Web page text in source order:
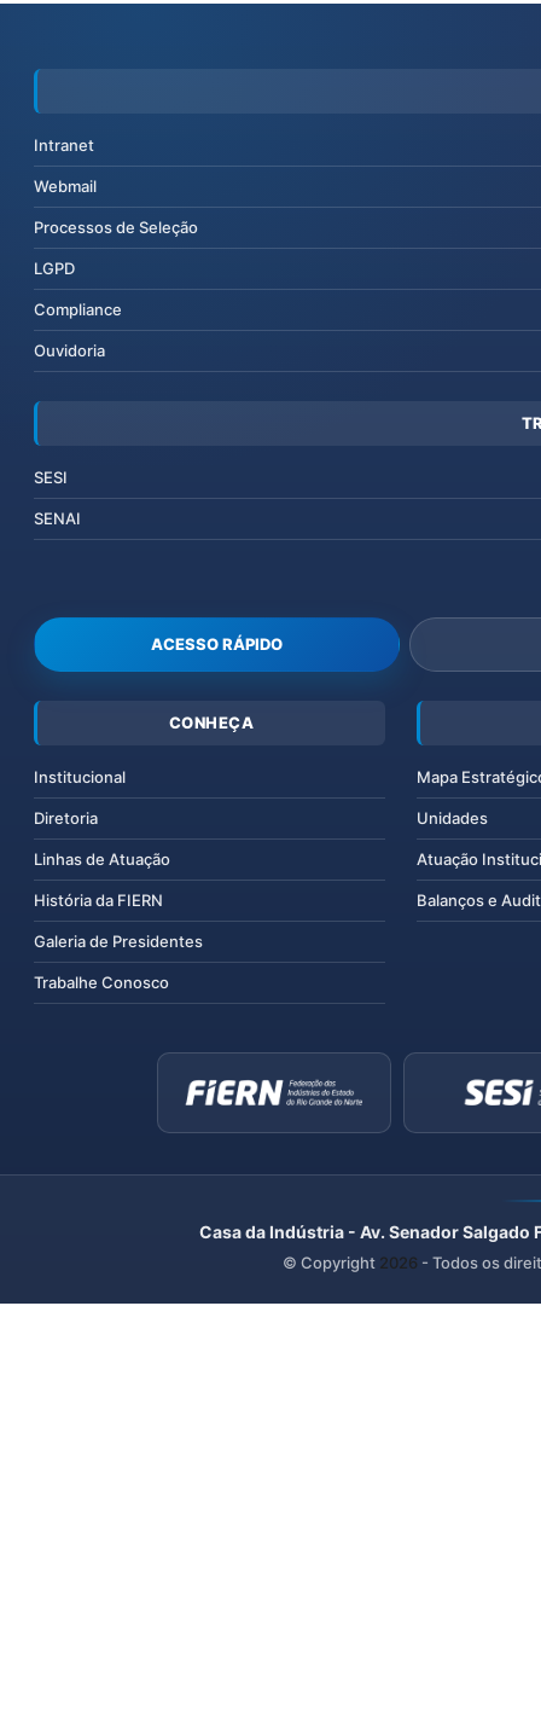
Intranet
Webmail
Processos de Seleção
LGPD
Compliance
Ouvidoria
SESI
SENAI
ACESSO RÁPIDO
CONHEÇA
Institucional
Diretoria
Linhas de Atuação
História da FIERN
Galeria de Presidentes
Trabalhe Conosco
Mapa
Unidades
Atuação
Balanços e
Casa da Indústria - Av. Senador
© Copyright 2026 - Todos os